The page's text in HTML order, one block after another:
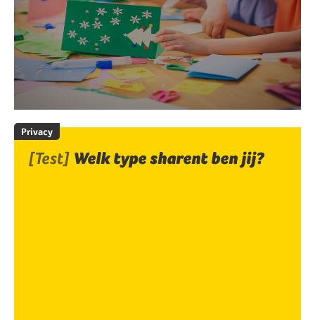
Privacy
[Test] Welk type sharent ben jij?